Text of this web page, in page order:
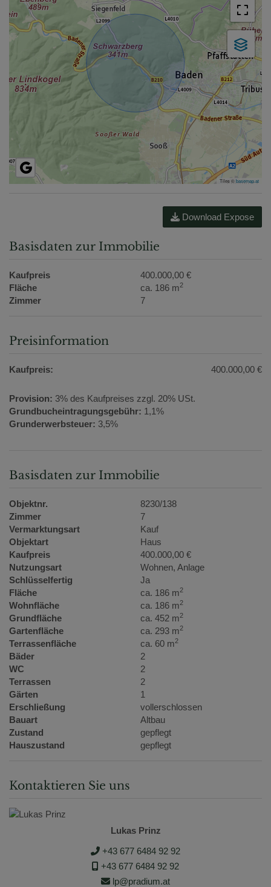
Tiles ©basemap.at
Download Expose
Basisdaten zur Immobilie
Kaufpreis
400.000,00 €
Fläche
ca. 186 m2
Zimmer 7
Preisinformation
Kaufpreis: 400.000,00 €
Provision: 3% des Kaufpreises zzgl. 20% USt.
Grundbucheintragungsgebühr: 1,1%
Grunderwerbsteuer: 3,5%
Basisdaten zur Immobilie
Objektnr.
8230/138
Zimmer
7
Vermarktungsart
Kauf
Objektart
Haus
Kaufpreis
400.000,00 €
Nutzungsart
Wohnen Anlage
Schlüsselfertig
Ja
Fläche
ca. 186 m2
Wohnfläche ca. 186 m2
Grundfläche ca. 452 m2
Gartenfläche ca. 293 m2
Terrassenfläche ca. 60 m2
Bäder
2
WC
2
Terrassen
2
Gärten
1
Erschließung
vollerschlossen
Bauart
Altbau
Zustand
gepflegt
Hauszustand
gepflegt
Kontaktieren Sie uns
Lukas Prinz
+43 677 6484 92 92
+43 677 6484 92 92
lp@pradium.at